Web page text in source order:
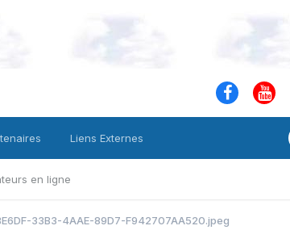
en ligne
Liens Externes
33B3-4AAE-89D7-F942707AA520.jpeg